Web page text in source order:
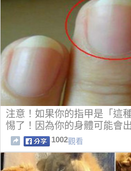
注意！如果你的指甲是「這
惕了！因為你的身體可能會
1002觀看